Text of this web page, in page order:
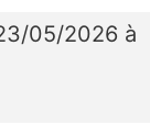
05/2026 à